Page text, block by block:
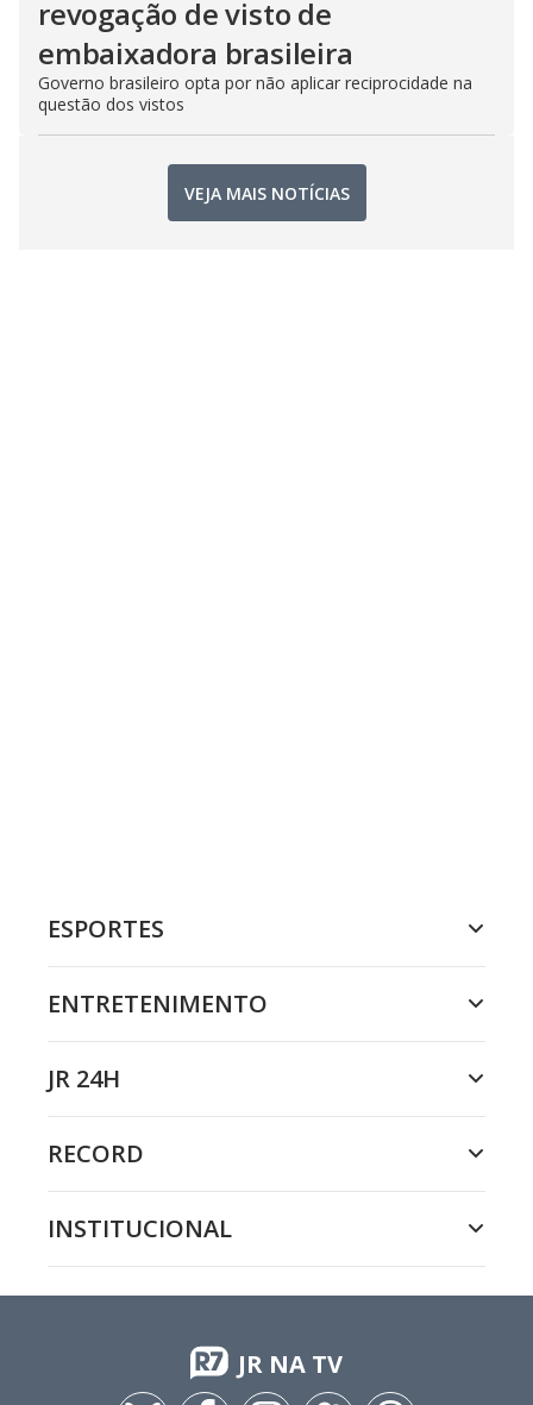
revogação de visto de
embaixadora brasileira
Governo brasileiro opta por não aplicar reciprocidade na
questão dos vistos
VEJA MAIS NOTÍCIAS
ESPORTES
ENTRETENIMENTO
JR 24H
RECORD
INSTITUCIONAL
JR NA TV